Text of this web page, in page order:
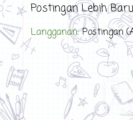
Postingan Lebih Baru
Langganan:Postingan